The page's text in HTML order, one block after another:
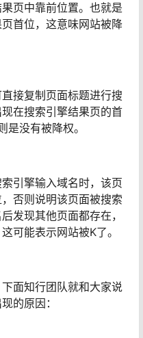
页中靠前位置。也就是
首位，这意味网站被降
接复制页面标题进行搜
在搜索引擎结果页的首
没有被降权。
引擎输入域名时，该页
否则说明该页面被搜索
发现其他页面都存在，
可能表示网站被K了。
面知行团队就和大家说
的原因：